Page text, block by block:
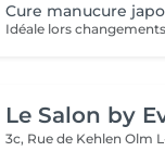
Cure manucure
Le Salon by
3c, Rue de KehlenOlm